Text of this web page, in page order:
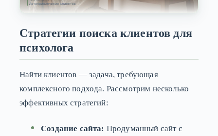
Стратегии поиска клиентов для
психолога
Найти клиентов — задача, требующая
комплексного подхода. Рассмотрим несколько
эффективных стратегий:
Создание сайта: Продуманный сайт с